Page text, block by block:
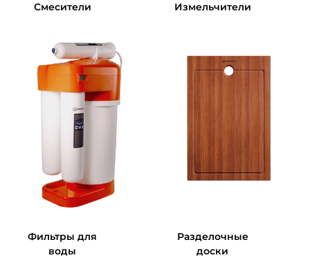
Смесители Измельчители
Фильтры для
воды
Разделочные
доски